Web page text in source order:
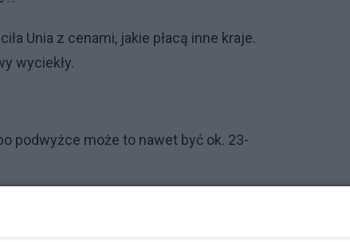
Unia z cenami, jakie płacą inne kraje.
wyciekły.
podwyżce może to nawet być ok. 23-